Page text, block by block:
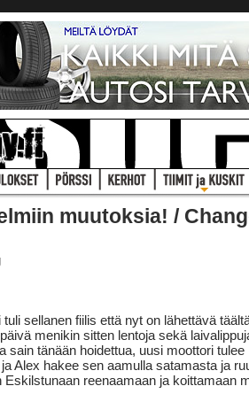
muutoksia! /
sellanen fiilis että nyt on lähettävä
menikin sitten lentoja sekä
sain tänään hoidettua, uusi moottori tulee
Alex hakee sen aamulla satamasta ja
Eskilstunaan reenaamaan ja koittamaan